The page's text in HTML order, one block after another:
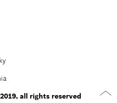
all rights reserved